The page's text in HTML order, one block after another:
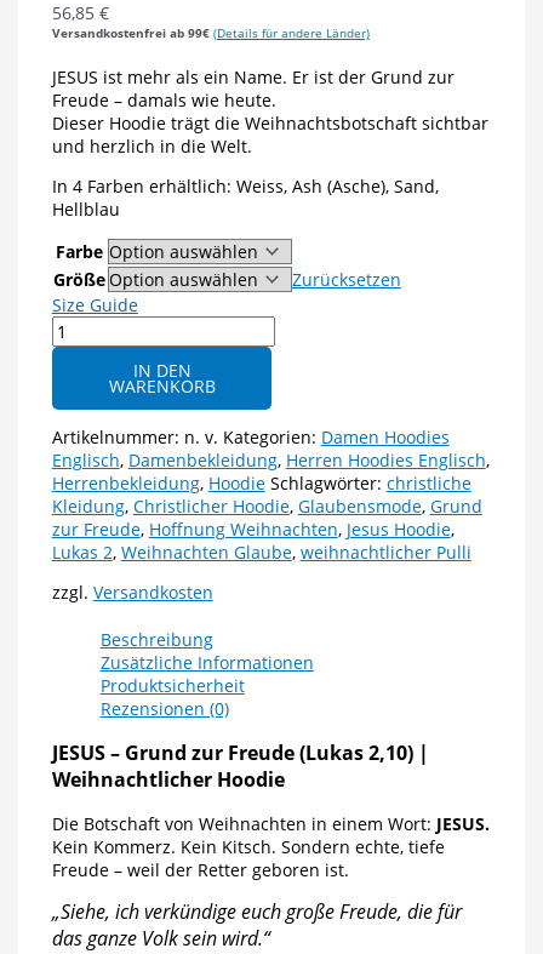
56,85 €
Versandkostenfrei ab 99€ (Details für andere Länder)
JESUS ist mehr als ein Name. Er ist der Grund zur
Freude – damals wie heute.
Dieser Hoodie trägt die Weihnachtsbotschaft sichtbar
und herzlich in die Welt.
In 4 Farben erhältlich: Weiss, Ash (Asche), Sand,
Hellblau
Farbe
Größe
Zurücksetzen
Size Guide
JESUS
-
(Lukas
2,10)
|
Weihnachtlicher
Hoodie
Menge
IN DEN
WARENKORB
Artikelnummer: n. v. Kategorien: Damen Hoodies
Englisch, Damenbekleidung, Herren Hoodies Englisch,
Herrenbekleidung, Hoodie Schlagwörter: christliche
Kleidung, Christlicher Hoodie, Glaubensmode, Grund
zur Freude, Hoffnung Weihnachten, Jesus Hoodie,
Lukas 2, Weihnachten Glaube, weihnachtlicher Pulli
zzgl. Versandkosten
Beschreibung
Zusätzliche Informationen
Produktsicherheit
Rezensionen (0)
JESUS – Grund zur Freude (Lukas 2,10) |
Weihnachtlicher Hoodie
Die Botschaft von Weihnachten in einem Wort: JESUS.
Kein Kommerz. Kein Kitsch. Sondern echte, tiefe
Freude – weil der Retter geboren ist.
„Siehe, ich verkündige euch große Freude, die für
das ganze Volk sein wird.“